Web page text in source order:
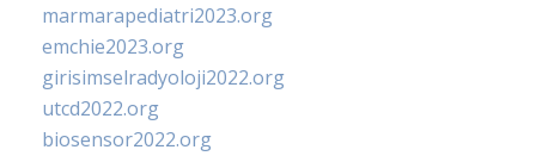
marmarapediatri2023.org
emchie2023.org
girisimselradyoloji2022.org
utcd2022.org
biosensor2022.org